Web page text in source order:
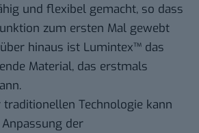
und flexibel gemacht, so dass
zum ersten Mal gewebt
hinaus ist Lumintex™ das
Material, das erstmals
traditionellen Technologie kann
der